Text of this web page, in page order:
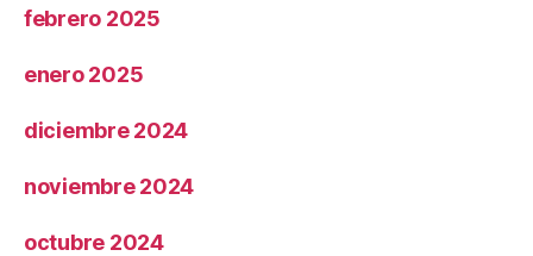
febrero 2025
enero 2025
diciembre 2024
noviembre 2024
octubre 2024